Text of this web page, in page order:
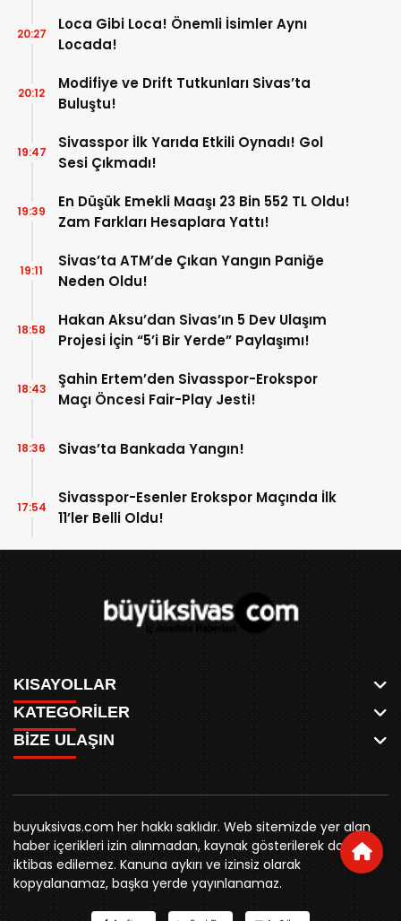
Loca Gibi Loca! Önemli İsimler Aynı
Locada!
20:27
Modifiye ve Drift Tutkunları Sivas’ta
Buluştu!
20:12
Sivasspor İlk Yarıda Etkili Oynadı! Gol
Sesi Çıkmadı!
19:47
En Düşük Emekli Maaşı 23 Bin 552 TL Oldu!
Zam Farkları Hesaplara Yattı!
19:39
Sivas’ta ATM’de Çıkan Yangın Paniğe
Neden Oldu!
19:11
Hakan Aksu’dan Sivas’ın 5 Dev Ulaşım
Projesi İçin “5’i Bir Yerde” Paylaşımı!
18:58
Şahin Ertem’den Sivasspor-Erokspor
Maçı Öncesi Fair-Play Jesti!
18:43
Sivas’ta Bankada Yangın!
18:36
Sivasspor-Esenler Erokspor Maçında İlk
11’ler Belli Oldu!
17:54
KISAYOLLAR
ANASAYFA
AKSU CANLI
MEYDAN CANLI
MEDRESELER CANLI
MERAKÜM CANLI
YUKARI TEKKE CANLI
KURUMSAL KİMLİK
REKLAM FİYATLARI
BİZE ULAŞIN
KÜNYE
KATEGORİLER
WHATSAPP
SPOR
SİYASET
BELEDİYE
SİVAS VALİLİĞİ
ÜNİVERSİTE
KURUMLAR
STK
YORUM
BİZE ULAŞIN
0346 221 00 60
buyuksivashaber@gmail.com
Örtülüpınar Mah. İnönü Bulvarı Özkahya Apt. Kat:3 D:7
Sivas
buyuksivas.com her hakkı saklıdır. Web sitemizde yer alan
haber içerikleri izin alınmadan, kaynak gösterilerek dahi
iktibas edilemez. Kanuna aykırı ve izinsiz olarak
kopyalanamaz, başka yerde yayınlanamaz.